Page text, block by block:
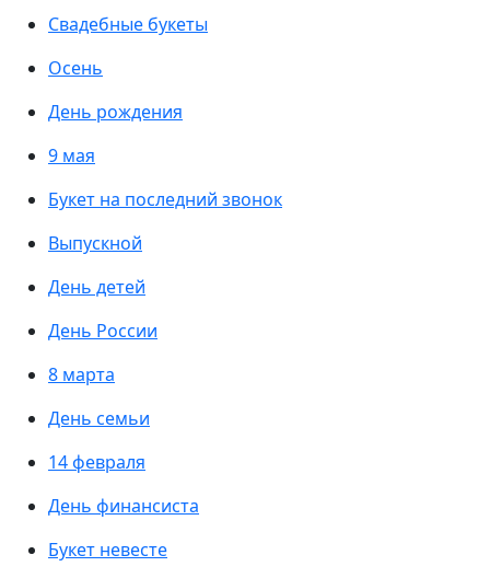
Свадебные букеты
Осень
День рождения
9 мая
Букет на последний звонок
Выпускной
День детей
День России
8 марта
День семьи
14 февраля
День финансиста
Букет невесте